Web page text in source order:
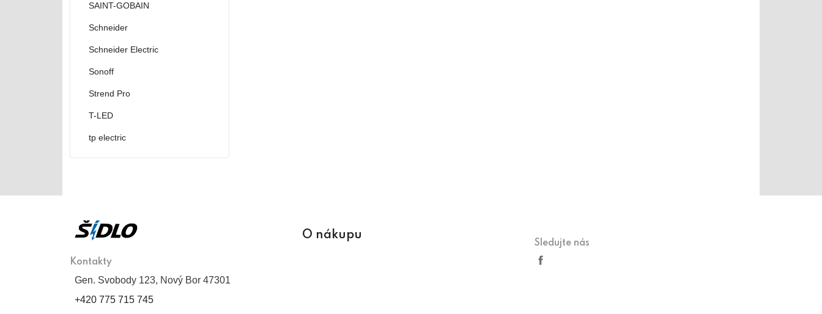
SAINT-GOBAIN
Schneider
Schneider Electric
Sonoff
Strend Pro
T-LED
tp electric
Kontakty
Gen. Svobody 123, Nový Bor 47301
+420 775 715 745
O nákupu
Sledujte nás